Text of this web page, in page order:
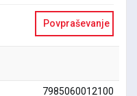
Povpraševanje
7985060012100